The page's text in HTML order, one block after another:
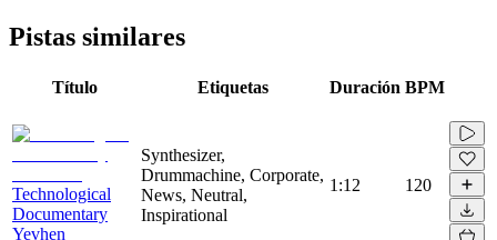
Pistas similares
Título Etiquetas Duración BPM
Technological
Documentary
Yevhen
Synthesizer,
Drummachine, Corporate,
News, Neutral,
Inspirational
1:12 120